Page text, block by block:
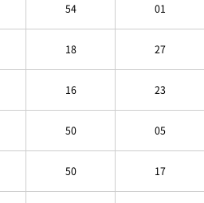
54 01
18 27
16 23
50 05
50 17